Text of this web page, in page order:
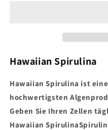
Hawaiian Spirulina
Hawaiian Spirulina ist
hochwertigsten
Geben Sie Ihren Zellen
Hawaiian Spirulina